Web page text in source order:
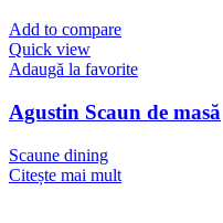
Add to compare
Quick view
Adaugă la favorite
Agustin Scaun de masă
Scaune dining
Citește mai mult